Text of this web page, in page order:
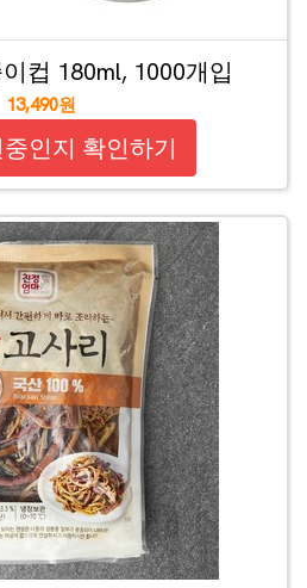
컵 180ml, 1000개입
13,490원
인지 확인하기